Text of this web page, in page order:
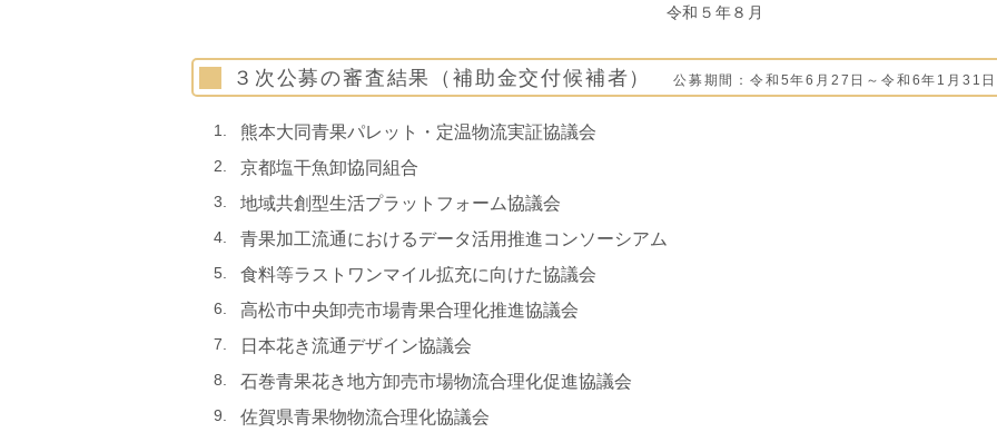
令和５年８月
３次公募の審査結果（補助金交付候補者） 公募期間：令和5年6月27日～令和6年1月31日
熊本大同青果パレット・定温物流実証協議会
京都塩干魚卸協同組合
地域共創型生活プラットフォーム協議会
青果加工流通におけるデータ活用推進コンソーシアム
食料等ラストワンマイル拡充に向けた協議会
高松市中央卸売市場青果合理化推進協議会
日本花き流通デザイン協議会
石巻青果花き地方卸売市場物流合理化促進協議会
佐賀県青果物物流合理化協議会